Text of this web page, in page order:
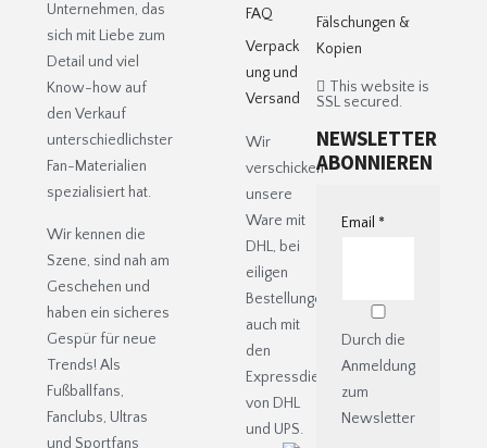
Unternehmen, das
sich mit Liebe zum
Detail und viel
Know-how auf
den Verkauf
unterschiedlichster
Fan-Materialien
spezialisiert hat.
Wir kennen die
Szene, sind nah am
Geschehen und
haben ein sicheres
Gespür für neue
Trends! Als
Fußballfans,
Fanclubs, Ultras
und Sportfans
FAQ
Verpack
ung und
Versand
Wir
verschicken
unsere
Ware mit
DHL, bei
eiligen
Bestellungen
auch mit
den
Expressdiensten
von DHL
und UPS.
Fälschungen &
Kopien
This website is
SSL secured.
NEWSLETTER
ABONNIEREN
Email *
Durch die
Anmeldung
zum
Newsletter